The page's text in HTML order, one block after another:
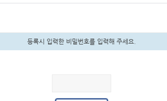
등록시 입력한 비밀번호를 입력해 주세요.